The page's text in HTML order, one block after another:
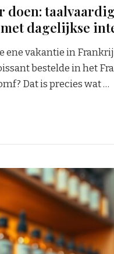
doen:
dagelijkse
ene vakantie in
bestelde in het
Dat is precies wat …